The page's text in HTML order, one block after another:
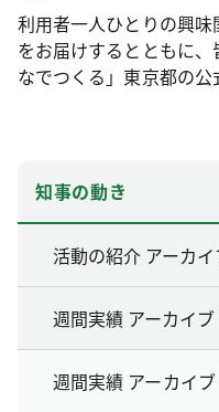
利用者一人ひとりの興
をお届けするとともに
なでつくる」東京都の公
知事の動き
活動の紹介 アーカ
週間実績 アーカイブ
週間実績 アーカイ